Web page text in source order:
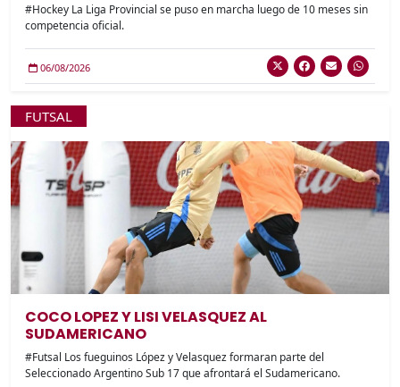
#Hockey La Liga Provincial se puso en marcha luego de 10 meses sin
competencia oficial.
06/08/2026
FUTSAL
COCO LOPEZ Y LISI VELASQUEZ AL
SUDAMERICANO
#Futsal Los fueguinos López y Velasquez formaran parte del
Seleccionado Argentino Sub 17 que afrontará el Sudamericano.